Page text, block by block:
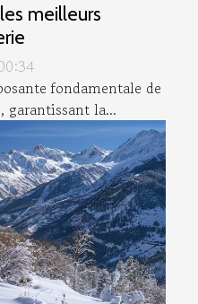
meilleurs
fondamentale de
garantissant la...